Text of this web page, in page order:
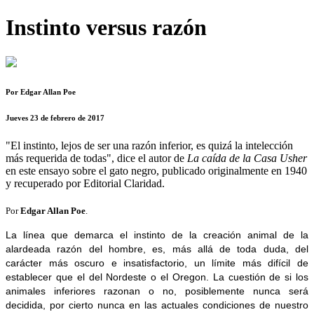
Instinto versus razón
Por Edgar Allan Poe
Jueves 23 de febrero de 2017
"El instinto, lejos de ser una razón inferior, es quizá la intelección
más requerida de todas", dice el autor de La caída de la Casa Usher
en este ensayo sobre el gato negro, publicado originalmente en 1940
y recuperado por Editorial Claridad.
PorEdgar Allan Poe
La línea que demarca el instinto de la creación animal de la
alardeada razón del hombre, es, más allá de toda duda, del
carácter más oscuro e insatisfactorio, un límite más difícil de
establecer que el del Nordeste o el Oregon. La cuestión de si los
animales inferiores razonan o no, posiblemente nunca será
decidida, por cierto nunca en las actuales condiciones de nuestro